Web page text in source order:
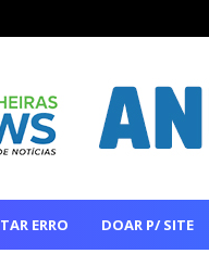
ERRO DOAR P/ SITE